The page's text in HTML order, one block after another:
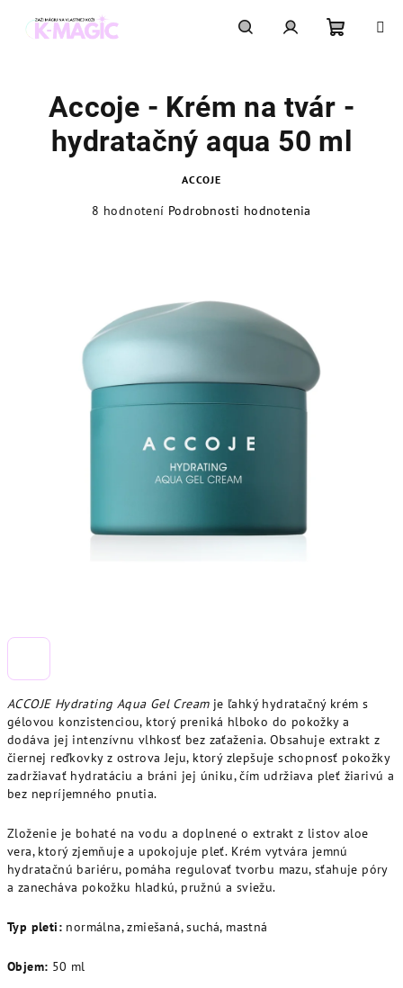
košík
ACCOJE Hydrating Aqua Gel Creamje ľahký hydratačný krém s
gélovou konzistenciou, ktorý preniká hlboko do pokožky a
dodáva jej intenzívnu vlhkosť bez zaťaženia. Obsahuje extrakt z
čiernej reďkovky z ostrova Jeju, ktorý zlepšuje schopnosť pokožky
zadržiavať hydratáciu a bráni jej úniku, čím udržiava pleť žiarivú a
bez nepríjemného pnutia.
Zloženie je bohaté na vodu a doplnené o extrakt z listov aloe
vera, ktorý zjemňuje a upokojuje pleť. Krém vytvára jemnú
hydratačnú bariéru, pomáha regulovať tvorbu mazu, sťahuje póry
a zanecháva pokožku hladkú, pružnú a sviežu.
Typ pleti: normálna, zmiešaná, suchá, mastná
Objem: 50 ml
Accoje - Krém na tvár -
hydratačný aqua 50 ml
ACCOJE
8 hodnotení Podrobnosti hodnotenia